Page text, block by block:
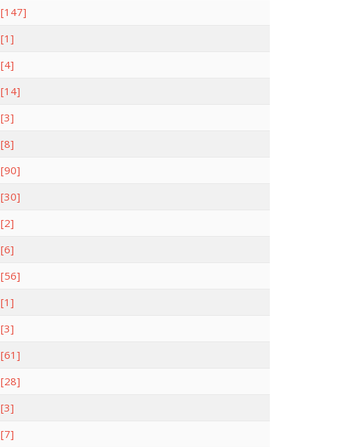
[147]
[1]
[4]
[14]
[3]
[8]
[90]
[30]
[2]
[6]
[56]
[1]
[3]
[61]
[28]
[3]
[7]